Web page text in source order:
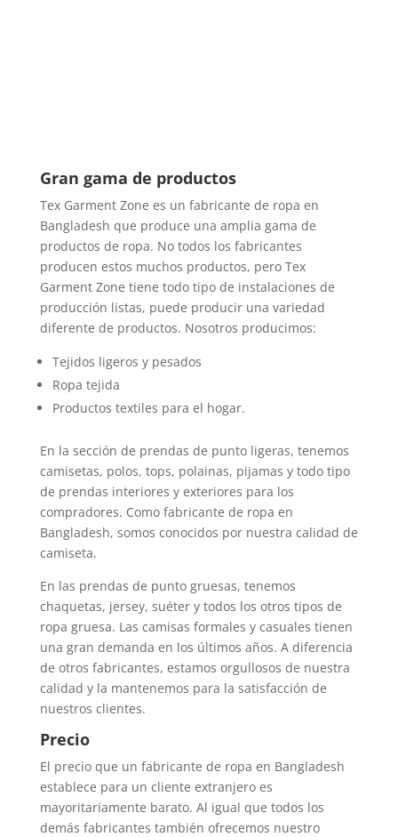
Gran gama de productos
Tex Garment Zone es un fabricante de ropa en
Bangladesh que produce una amplia gama de
productos de ropa. No todos los fabricantes
producen estos muchos productos, pero Tex
Garment Zone tiene todo tipo de instalaciones de
producción listas, puede producir una variedad
diferente de productos. Nosotros producimos:
Tejidos ligeros y pesados
Ropa tejida
Productos textiles para el hogar.
En la sección de prendas de punto ligeras, tenemos
camisetas, polos, tops, polainas, pijamas y todo tipo
de prendas interiores y exteriores para los
compradores. Como fabricante de ropa en
Bangladesh, somos conocidos por nuestra calidad de
camiseta.
En las prendas de punto gruesas, tenemos
chaquetas, jersey, suéter y todos los otros tipos de
ropa gruesa. Las camisas formales y casuales tienen
una gran demanda en los últimos años. A diferencia
de otros fabricantes, estamos orgullosos de nuestra
calidad y la mantenemos para la satisfacción de
nuestros clientes.
Precio
El precio que un fabricante de ropa en Bangladesh
establece para un cliente extranjero es
mayoritariamente barato. Al igual que todos los
demás fabricantes también ofrecemos nuestro